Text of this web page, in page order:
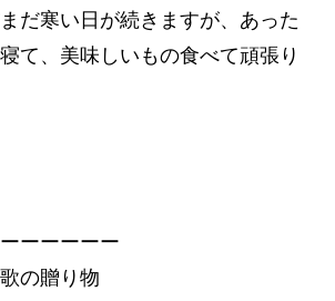
だ寒い日が続きますが、あった
て、美味しいもの食べて頑張り
ーーーーー
の贈り物